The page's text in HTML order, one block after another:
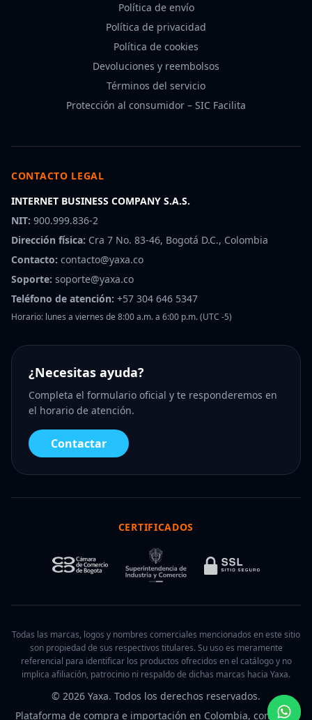
Política de envío
Política de privacidad
Política de cookies
Devoluciones y reembolsos
Términos del servicio
Protección al consumidor – SIC Facilita
CONTACTO LEGAL
INTERNET BUSINESS COMPANY S.A.S.
NIT: 900.999.836-2
Dirección física: Cra 7 No. 83-46, Bogotá D.C., Colombia
Contacto: contacto@yaxa.co
Soporte: soporte@yaxa.co
Teléfono de atención: +57 304 646 5347
Horario: lunes a viernes de 8:00 a.m. a 6:00 p.m. (UTC -5)
¿Necesitas ayuda?
Completa el formulario oficial y te responderemos en
el horario de atención.
Contactar
CERTIFICADOS
Todas las marcas, logos y nombres comerciales mencionados en este sitio
son propiedad de sus respectivos titulares. Su uso es meramente
referencial para identificar los productos ofrecidos en el catálogo y no
implica afiliación, patrocinio ni respaldo de dichas marcas hacia Yaxa.
© 2026 Yaxa. Todos los derechos reservados.
Plataforma de compra e importación en Colombia, con pago